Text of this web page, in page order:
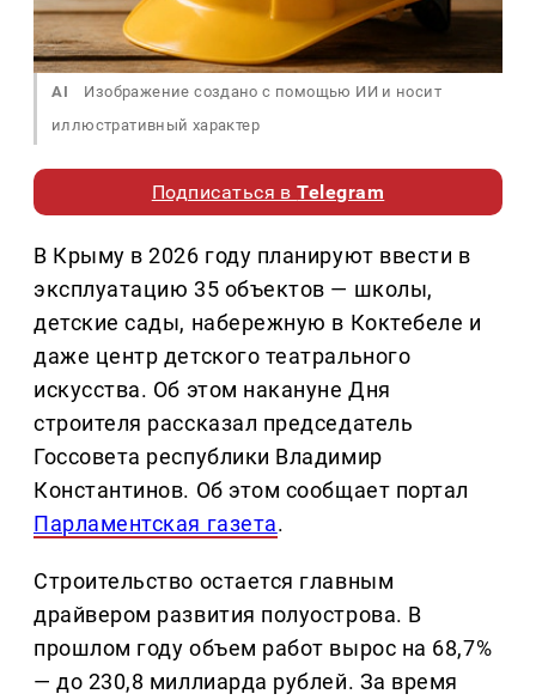
AI
Изображение создано с помощью ИИ и носит
иллюстративный характер
Подписаться вTelegram
В Крыму в 2026 году планируют ввести в
эксплуатацию 35 объектов — школы,
детские сады, набережную в Коктебеле и
даже центр детского театрального
искусства. Об этом накануне Дня
строителя рассказал председатель
Госсовета республики Владимир
Константинов. Об этом сообщает портал
Парламентская газета.
Строительство остается главным
драйвером развития полуострова. В
прошлом году объем работ вырос на 68,7%
— до 230,8 миллиарда рублей. За время